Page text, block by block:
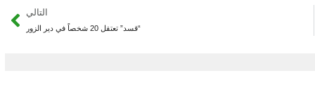
التالي
“قسد” تعتقل 20 شخصاً في دير الزور